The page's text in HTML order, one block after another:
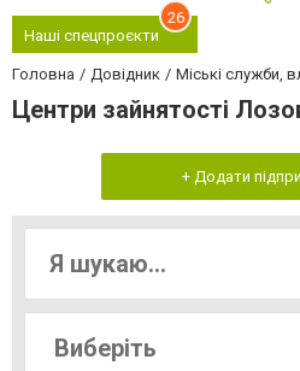
Наші спецпроєкти
26
Головна Довідник Міські служби,
Центри зайнятості
+ Додати